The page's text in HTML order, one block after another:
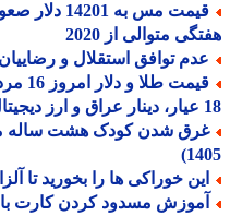
قیمت مس به
متوالی از 2020
توافق استقلال و رضاییان
خوراکی ها را بخورید تا
مسدود کردن کارت بانکی